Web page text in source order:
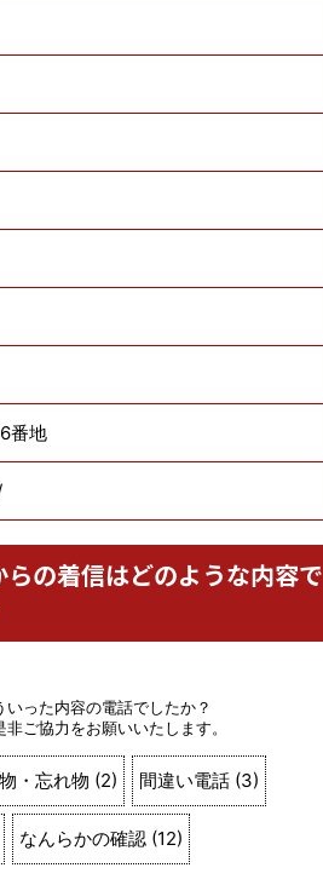
番地
の着信はどのような内容で
った内容の電話でしたか？
ご協力をお願いいたします。
・忘れ物 (2) 間違い電話 (3)
なんらかの確認 (12)